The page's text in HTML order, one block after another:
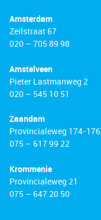
Amsterdam
Zeilstraat 67
020 – 705 89 98
Amstelveen
Pieter Lastmanweg 2
020 – 545 10 51
Zaandam
Provincialeweg 174-176
075 – 617 99 22
Krommenie
Provincialeweg 21
075 – 647 20 50